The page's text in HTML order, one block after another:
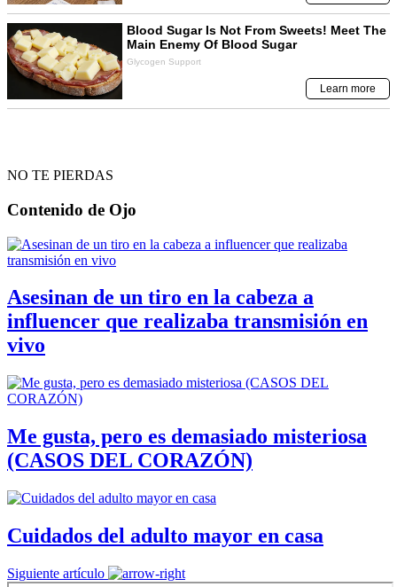
NO TE PIERDAS
Contenido de Ojo
Asesinan de un tiro en la cabeza a
influencer que realizaba transmisión en
vivo
Me gusta, pero es demasiado misteriosa
(CASOS DEL CORAZÓN)
Cuidados del adulto mayor en casa
Siguiente artículo